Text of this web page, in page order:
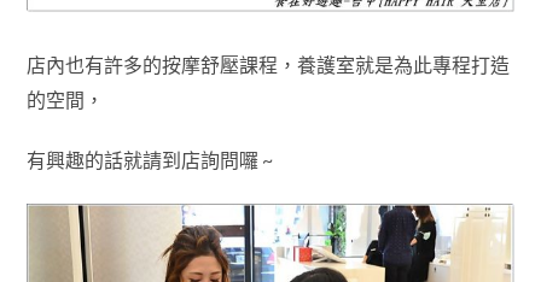
店內也有許多的按摩舒壓課程，養護室就是為此專程打造
的空間 ，
有興趣的話就請到店詢問囉 ~